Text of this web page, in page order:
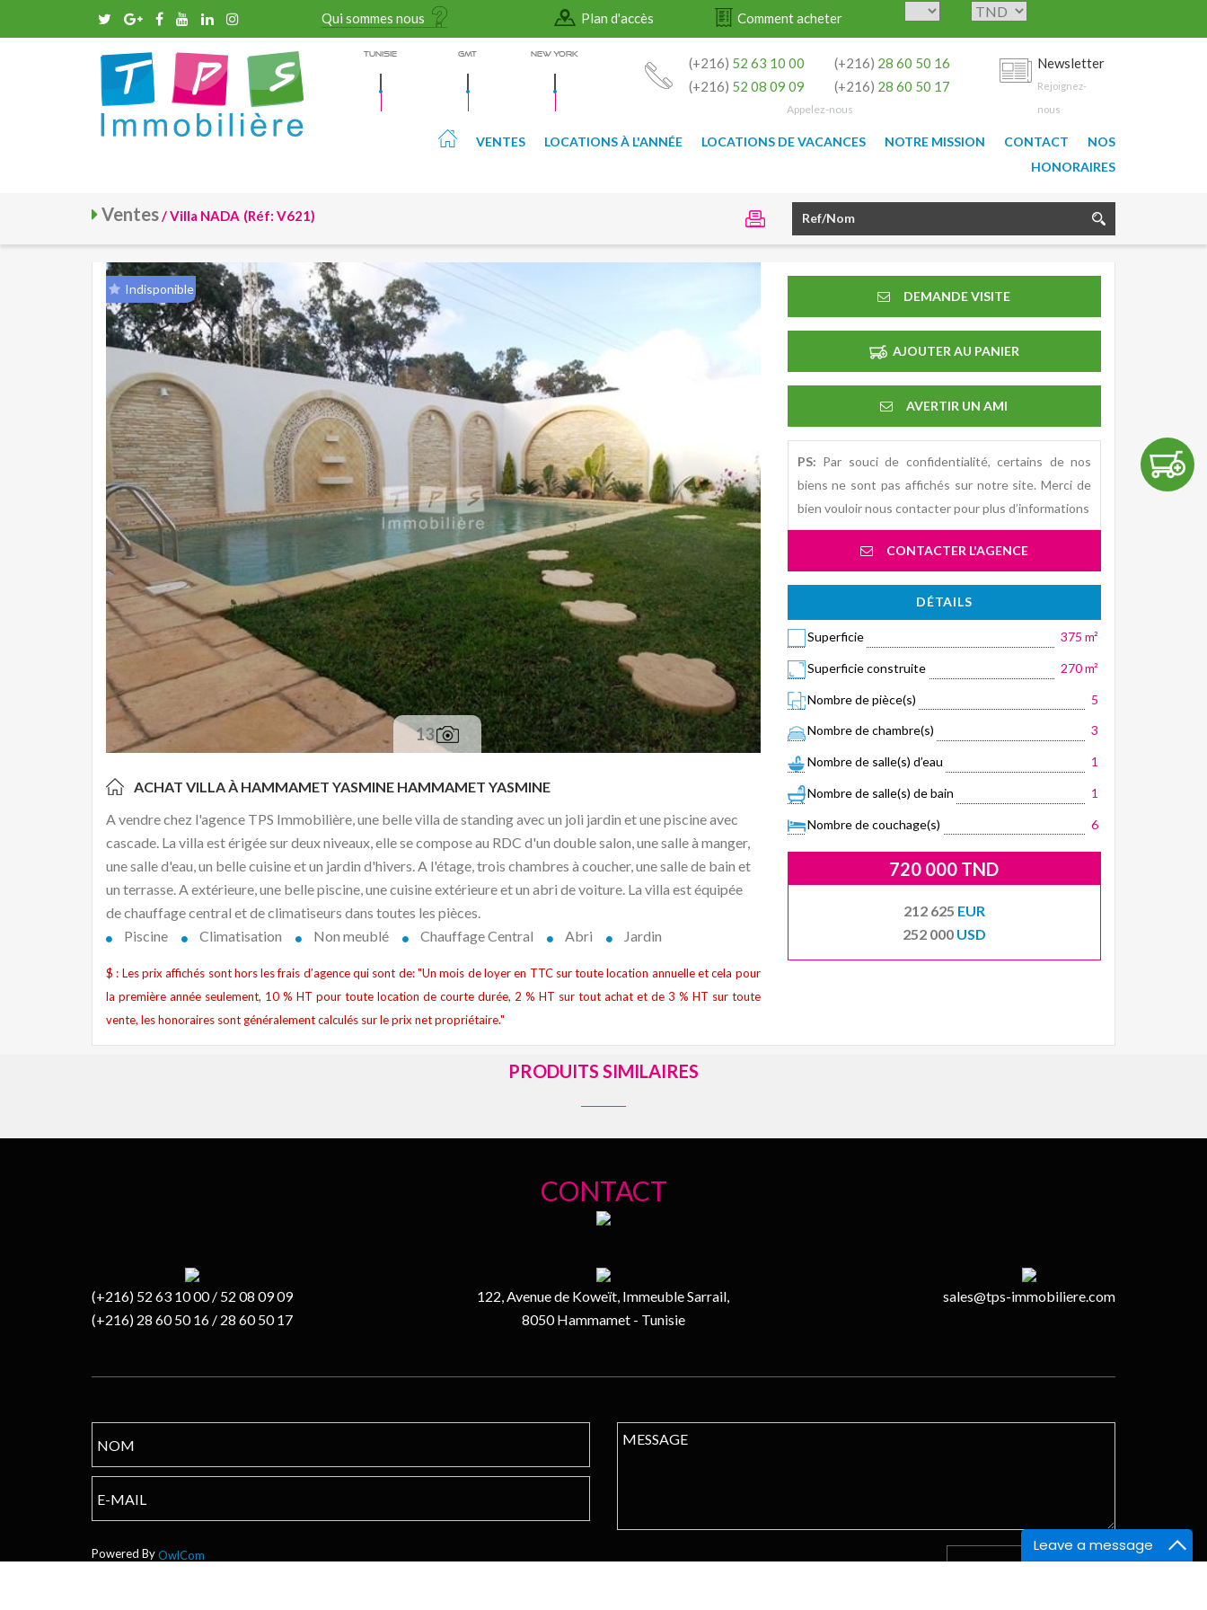
Leave a message
Qui sommes nous Plan d'accès Comment acheter
Tunisie GMT NEW YORK
(+216) 52 63 10 00 (+216) 28 60 50 16
(+216) 52 08 09 09 (+216) 28 60 50 17
Appelez-nous
Newsletter
Rejoignez-
nous
VENTES LOCATIONS À L'ANNÉE LOCATIONS DE VACANCES NOTRE MISSION CONTACT
NOS
HONORAIRES
Ventes/ Villa NADA (Réf: V621)
Indisponible
13
ACHAT VILLA À HAMMAMET YASMINE HAMMAMET YASMINE
A vendre chez l'agence TPS Immobilière, une belle villa de standing avec un joli jardin et une piscine avec
cascade. La villa est érigée sur deux niveaux, elle se compose au RDC d'un double salon, une salle à manger,
une salle d'eau, un belle cuisine et un jardin d'hivers. A l'étage, trois chambres à coucher, une salle de bain et
un terrasse. A extérieure, une belle piscine, une cuisine extérieure et un abri de voiture. La villa est équipée
de chauffage central et de climatiseurs dans toutes les pièces.
Piscine
Climatisation Non meublé Chauffage Central Abri Jardin
$ : Les prix affichés sont hors les frais d’agence qui sont de: "Un mois de loyer en TTC sur toute location annuelle et cela pour
la première année seulement, 10 % HT pour toute location de courte durée, 2 % HT sur tout achat et de 3 % HT sur toute
vente, les honoraires sont généralement calculés sur le prix net propriétaire."
DEMANDE VISITE
AJOUTER AU PANIER
AVERTIR UN AMI
PS: Par souci de confidentialité, certains de nos
biens ne sont pas affichés sur notre site. Merci de
bien vouloir nous contacter pour plus d’informations
CONTACTER L'AGENCE
DÉTAILS
Superficie 375 m²
Superficie construite 270 m²
Nombre de pièce(s) 5
Nombre de chambre(s) 3
Nombre de salle(s) d’eau 1
Nombre de salle(s) de bain 1
Nombre de couchage(s) 6
720 000 TND
212 625 EUR
252 000USD
PRODUITS SIMILAIRES
CONTACT
(+216) 52 63 10 00 / 52 08 09 09
(+216) 28 60 50 16 / 28 60 50 17
122, Avenue de Koweït, Immeuble Sarrail,
8050 Hammamet - Tunisie
sales@tps-immobiliere.com
Powered ByOwlCom